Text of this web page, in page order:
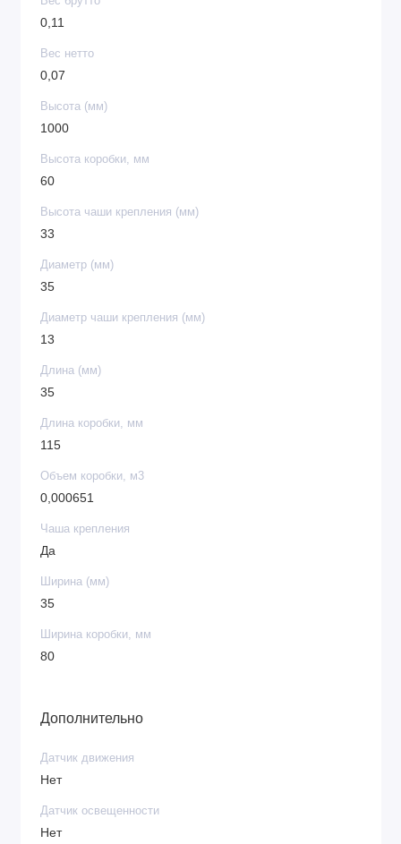
0,11
Вес нетто
0,07
Высота (мм)
1000
Высота коробки, мм
60
Высота чаши крепления (мм)
33
Диаметр (мм)
35
Диаметр чаши крепления (мм)
13
Длина (мм)
35
Длина коробки, мм
115
Объем коробки, м3
0,000651
Чаша крепления
Да
Ширина (мм)
35
Ширина коробки, мм
80
Дополнительно
Датчик движения
Нет
Датчик освещенности
Нет